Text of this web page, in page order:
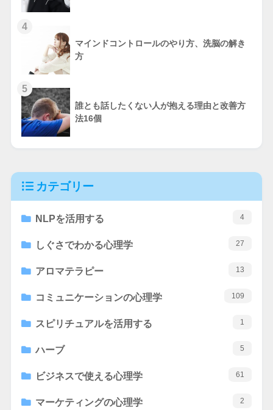
4
マインドコントロールのやり方、洗脳の解き
方
5
誰とも話したくない人が抱える理由と改善方
法16個
カテゴリー
NLPを活用する 4
しぐさでわかる心理学 27
アロマテラピー 13
コミュニケーションの心理学 109
スピリチュアルを活用する 1
ハーブ 5
ビジネスで使える心理学 61
マーケティングの心理学 2